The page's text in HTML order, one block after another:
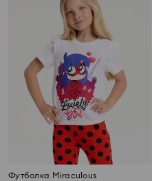
Футболка Miraculous